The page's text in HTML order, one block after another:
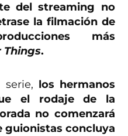
del streaming no
la filmación de
más
Things.
serie, los hermanos
el rodaje de la
no comenzará
guionistas concluya